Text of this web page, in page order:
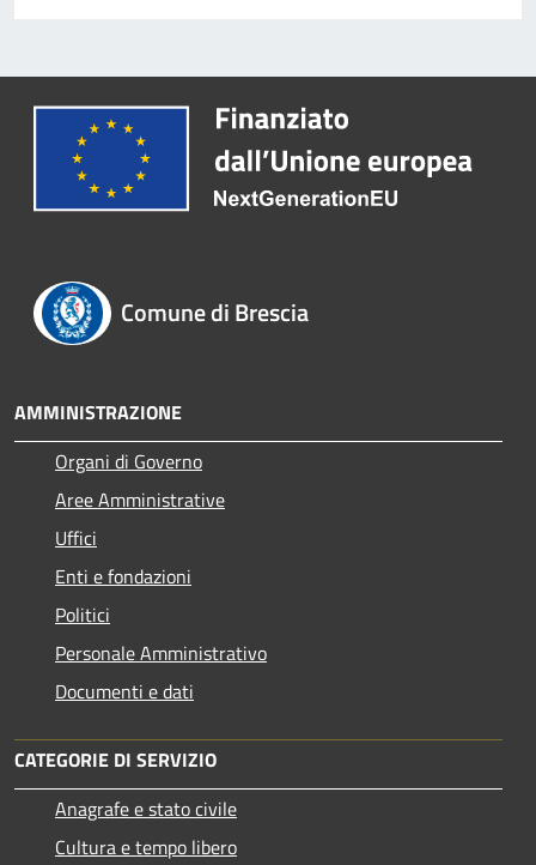
Comune di Brescia
AMMINISTRAZIONE
Organi di Governo
Aree Amministrative
Uffici
Enti e fondazioni
Politici
Personale Amministrativo
Documenti e dati
CATEGORIE DI SERVIZIO
Anagrafe e stato civile
Cultura e tempo libero